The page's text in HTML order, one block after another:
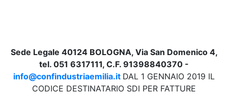
Sede Legale 40124 BOLOGNA, Via San Domenico 4,
tel. 051 6317111, C.F. 91398840370 -
info@confindustriaemilia.it DAL 1 GENNAIO 2019 IL
CODICE DESTINATARIO SDI PER FATTURE